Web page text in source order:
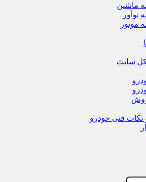
ماشین
نوآور
موتور
سایت
نکات فنی خودرو